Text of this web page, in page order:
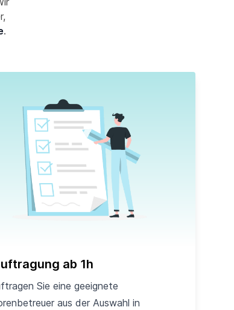
.
ab 1h
Sie eine geeignete
aus der Auswahl in